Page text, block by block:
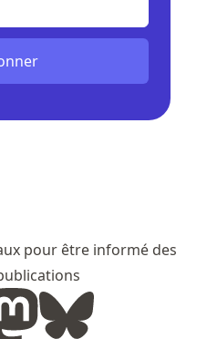
pour être informé des